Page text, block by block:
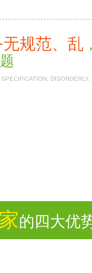
规范、乱
的四大优